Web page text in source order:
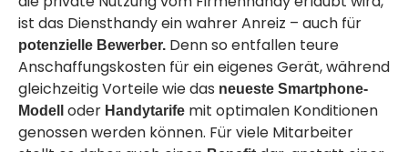
ist das Diensthandy ein wahrer Anreiz – auch für
potenzielle Bewerber. Denn so entfallen teure
Anschaffungskosten für ein eigenes Gerät, während
gleichzeitig Vorteile wie das neueste Smartphone-
Modell
oder Handytarife mit optimalen Konditionen
genossen werden können. Für viele Mitarbeiter